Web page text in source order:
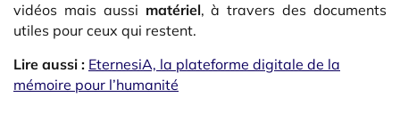
vidéos mais aussi matériel, à travers des documents
utiles pour ceux qui restent.
Lire aussi : EternesiA, la plateforme digitale de la
mémoire pour l’humanité